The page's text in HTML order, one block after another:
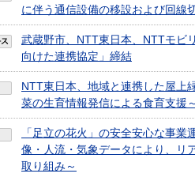
に伴う通信設備の移設および回線
武蔵野市、NTT東日本、NTTモビ
向けた連携協定」締結
NTT東日本、地域と連携した屋上
菜の生育情報発信による食育支援
「足立の花火」の安全安心な事
像・人流・気象データにより、リ
取り組み～